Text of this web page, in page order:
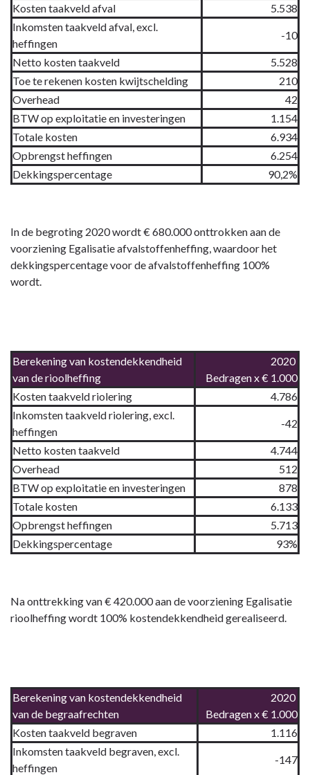
Kosten taakveld afval
5.538
Inkomsten taakveld afval, excl.
heffingen
-10
Netto kosten taakveld
5.528
Toe te rekenen kosten kwijtschelding
210
Overhead
42
BTW op exploitatie en investeringen
1.154
Totale kosten
6.934
Opbrengst heffingen
6.254
Dekkingspercentage
90,2%
In de begroting 2020 wordt € 680.000 onttrokken aan de
voorziening Egalisatie afvalstoffenheffing, waardoor het
dekkingspercentage voor de afvalstoffenheffing 100%
wordt.
Berekening van kostendekkendheid
van de rioolheffing
2020
Bedragen x € 1.000
Kosten taakveld riolering
4.786
Inkomsten taakveld riolering, excl.
heffingen
-42
Netto kosten taakveld
4.744
Overhead
512
BTW op exploitatie en investeringen
878
Totale kosten
6.133
Opbrengst heffingen
5.713
Dekkingspercentage
93%
Na onttrekking van € 420.000 aan de voorziening Egalisatie
rioolheffing wordt 100% kostendekkendheid gerealiseerd.
Berekening van kostendekkendheid
van de begraafrechten
2020
Bedragen x € 1.000
Kosten taakveld begraven
1.116
Inkomsten taakveld begraven, excl.
heffingen
-147